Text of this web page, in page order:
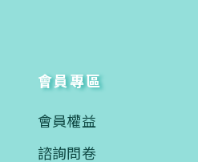
會員專區
會員權益
諮詢問卷